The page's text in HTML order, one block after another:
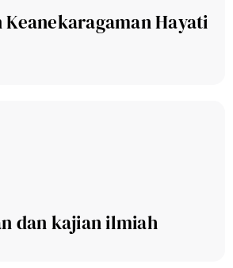
Keanekaragaman Hayati
dan kajian ilmiah